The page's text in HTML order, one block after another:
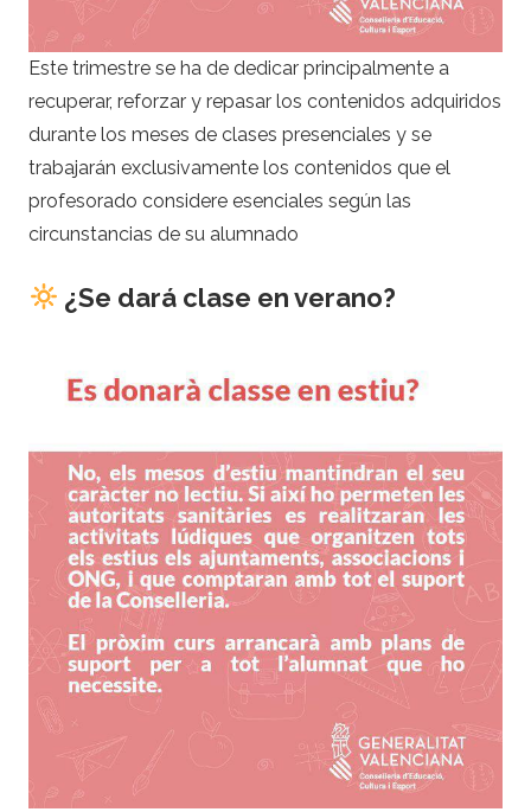
Este trimestre se ha de dedicar principalmente a
recuperar, reforzar y repasar los contenidos adquiridos
durante los meses de clases presenciales y se
trabajarán exclusivamente los contenidos que el
profesorado considere esenciales según las
circunstancias de su alumnado
¿Se dará clase en verano?